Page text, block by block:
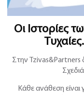
Οι Ιστορίες
Στην Tzivas&Partners
Κάθε ανάθεση είναι